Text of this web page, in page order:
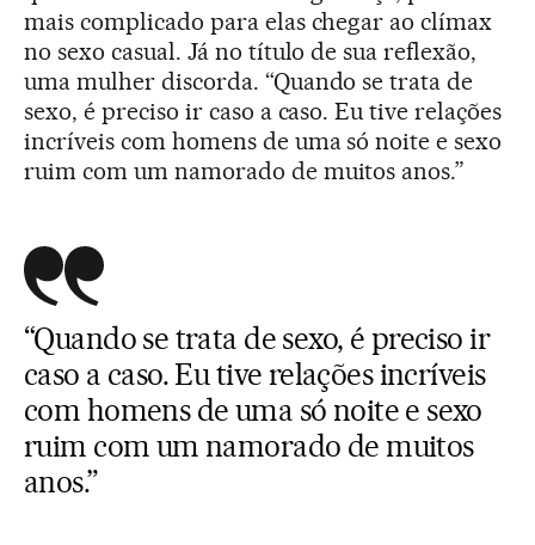
mais complicado para elas chegar ao clímax
no sexo casual. Já no título de sua reflexão,
uma mulher discorda. “Quando se trata de
sexo, é preciso ir caso a caso. Eu tive relações
incríveis com homens de uma só noite e sexo
ruim com um namorado de muitos anos.”
“Quando se trata de sexo, é preciso ir
caso a caso. Eu tive relações incríveis
com homens de uma só noite e sexo
ruim com um namorado de muitos
anos.”